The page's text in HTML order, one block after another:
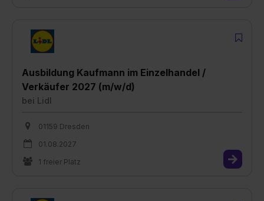
Ausbildung Kaufmann im Einzelhandel /
Verkäufer 2027 (m/w/d)
bei Lidl
01159 Dresden
01.08.2027
1 freier Platz